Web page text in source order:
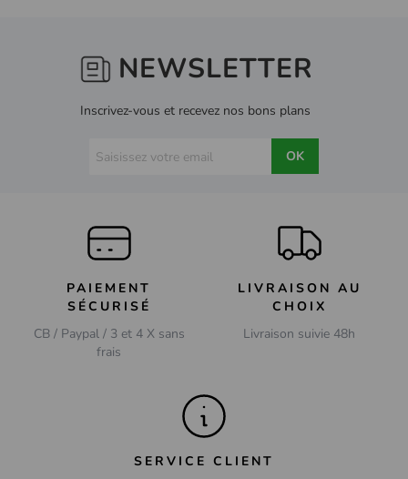
NEWSLETTER
Inscrivez-vous et recevez nos bons plans
OK
PAIEMENT
SÉCURISÉ
CB / Paypal / 3 et 4 X sans
frais
LIVRAISON AU
CHOIX
Livraison suivie 48h
SERVICE CLIENT